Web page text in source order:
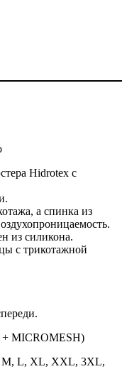
Hidrotex с
а спинка из
из силикона.
с трикотажной
+ MICROMESH)
M, L, XL, XXL, 3XL,